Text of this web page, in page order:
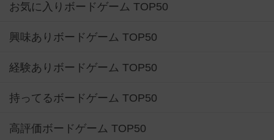
お気に入りボードゲーム TOP50
興味ありボードゲーム TOP50
経験ありボードゲーム TOP50
持ってるボードゲーム TOP50
高評価ボードゲーム TOP50